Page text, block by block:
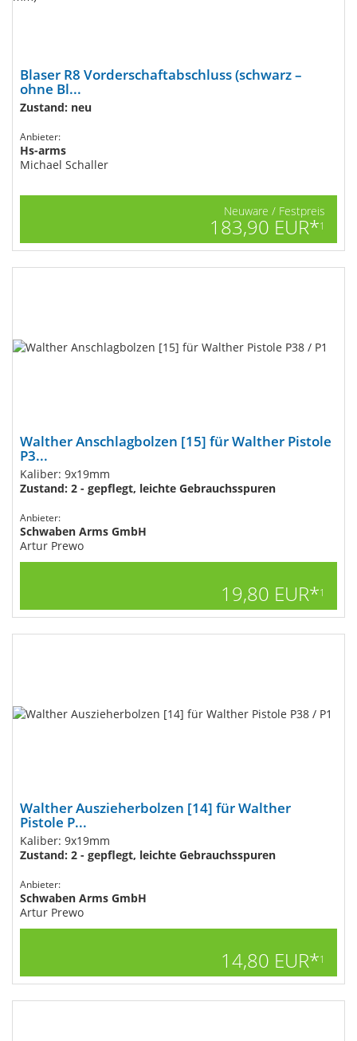
Blaser R8 Vorderschaftabschluss (schwarz –
ohne Bl...
Zustand: neu
Anbieter:
Hs-arms
Michael Schaller
Neuware / Festpreis
183,90 EUR*1
Walther Anschlagbolzen [15] für Walther Pistole
P3...
Kaliber: 9x19mm
Zustand: 2 - gepflegt, leichte Gebrauchsspuren
Anbieter:
Schwaben Arms GmbH
Artur Prewo
19,80 EUR*1
Walther Auszieherbolzen [14] für Walther
Pistole P...
Kaliber: 9x19mm
Zustand: 2 - gepflegt, leichte Gebrauchsspuren
Anbieter:
Schwaben Arms GmbH
Artur Prewo
14,80 EUR*1